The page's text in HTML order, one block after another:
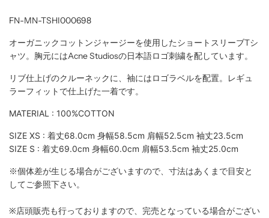
FN-MN-TSHI000698
オーガニックコットンジャージーを使用したショートスリーブTシ
ャツ。胸元にはAcne Studiosの日本語ロゴ刺繍を配しています。
リブ仕上げのクルーネックに、袖にはロゴラベルを配置。レギュ
ラーフィットで仕上げた一着です。
MATERIAL : 100%COTTON
SIZE XS : 着丈68.0cm 身幅58.5cm 肩幅52.5cm 袖丈23.5cm
SIZE S : 着丈69.0cm 身幅60.0cm 肩幅53.5cm 袖丈25.0cm
※個体差が生じる場合がございますので、寸法はあくまで目安と
してご参照下さい。
※店頭販売も行っておりますので、完売となっている場合がござい